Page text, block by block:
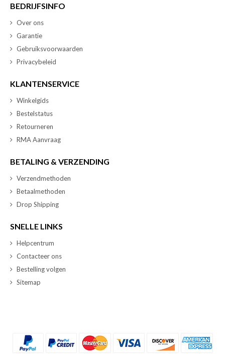
BEDRIJFSINFO
Over ons
Garantie
Gebruiksvoorwaarden
Privacybeleid
KLANTENSERVICE
Winkelgids
Bestelstatus
Retourneren
RMA Aanvraag
BETALING & VERZENDING
Verzendmethoden
Betaalmethoden
Drop Shipping
SNELLE LINKS
Helpcentrum
Contacteer ons
Bestelling volgen
Sitemap